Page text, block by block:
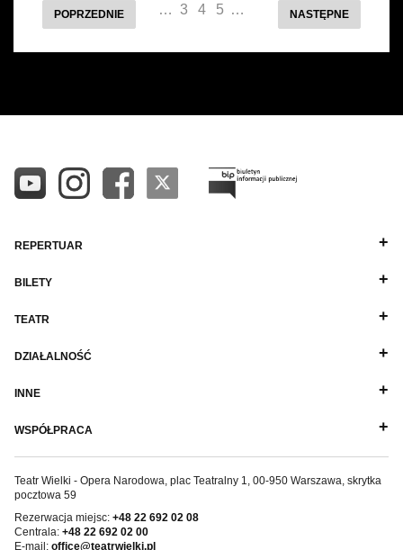
POPRZEDNIE … 3 4 5 … NASTĘPNE
REPERTUAR
BILETY
TEATR
DZIAŁALNOŚĆ
INNE
WSPÓŁPRACA
Teatr Wielki - Opera Narodowa, plac Teatralny 1, 00-950 Warszawa, skrytka
pocztowa 59
Rezerwacja miejsc: +48 22 692 02 08
Centrala: +48 22 692 02 00
E-mail: office@teatrwielki.pl